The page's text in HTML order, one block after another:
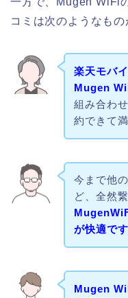
コミは次のようなもの
楽天モバ
Mugen
組み合わ
約できて満
今まで他
ど、全然
が快適です
Mugen